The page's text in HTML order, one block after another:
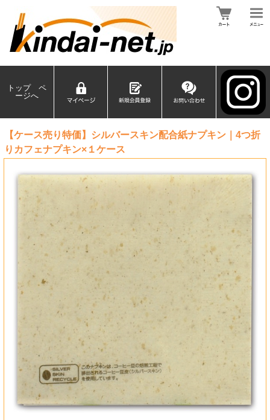
トップ ペ
ージへ
【ケース売り特価】シルバースキン配合紙ナプキン｜4つ折
りカフェナプキン×１ケース